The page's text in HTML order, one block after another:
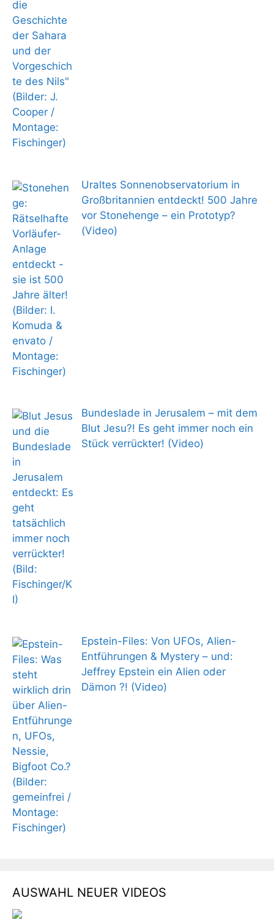
Uraltes Sonnenobservatorium in
Großbritannien entdeckt! 500 Jahre
vor Stonehenge – ein Prototyp?
(Video)
Bundeslade in Jerusalem – mit dem
Blut Jesu?! Es geht immer noch ein
Stück verrückter! (Video)
Epstein-Files: Von UFOs, Alien-
Entführungen & Mystery – und:
Jeffrey Epstein ein Alien oder
Dämon ?! (Video)
AUSWAHL NEUER VIDEOS